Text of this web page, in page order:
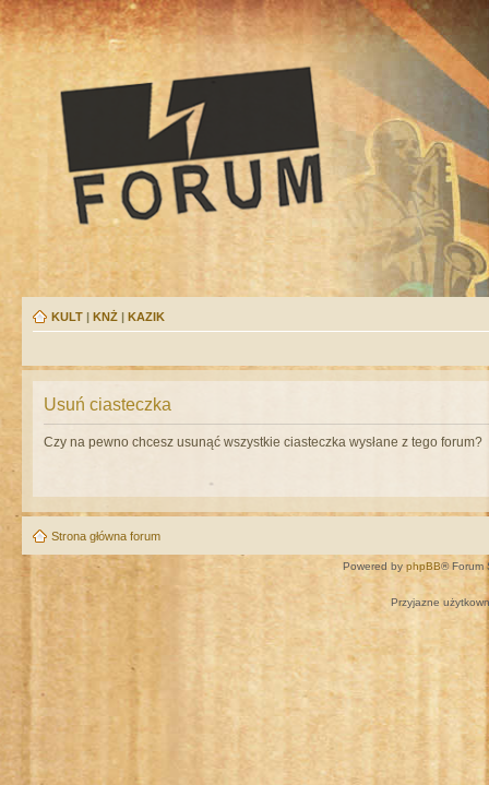
KULT | KNŻ | KAZIK
Usuń ciasteczka
Czy na pewno chcesz usunąć wszystkie ciasteczka wysłane z tego forum?
Strona główna forum
Powered by phpBB® Forum
Przyjazne